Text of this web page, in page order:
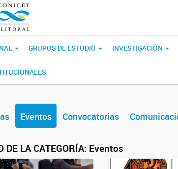
GRUPOS DE ESTUDIO INVESTIGACIÓN
Eventos Convocatorias
DE LA CATEGORÍA: Eventos